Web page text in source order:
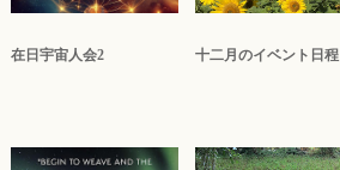
在日宇宙人会2 十二月のイベント日程